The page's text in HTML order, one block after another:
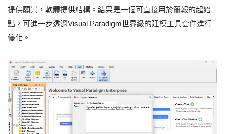
提供願景，軟體提供結構。結果是一個可直接用於簡報的起始
點，可進一步透過Visual Paradigm世界級的建模工具套件進行
優化。